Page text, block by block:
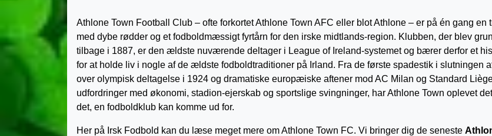
Athlone Town Football Club – ofte forkortet Athlone Town AFC eller blot Athlone – er på én gang en
med dybe rødder og et fodboldmæssigt fyrtårn for den irske midtlands-region. Klubben, der blev
tilbage i 1887, er den ældste nuværende deltager i League of Ireland-systemet og bærer derfor et
for at holde liv i nogle af de ældste fodboldtraditioner på Irland. Fra de første spadestik i slutningen
over olympisk deltagelse i 1924 og dramatiske europæiske aftener mod AC Milan og Standard
udfordringer med økonomi, stadion-ejerskab og sportslige svingninger, har Athlone Town oplevet
det, en fodboldklub kan komme ud for.
Her på Irsk Fodbold kan du læse meget mere om Athlone Town FC. Vi bringer dig de seneste